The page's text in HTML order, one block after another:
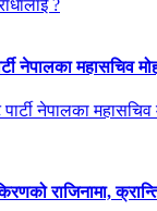
नेपालका महासचिव
राजिनामा,